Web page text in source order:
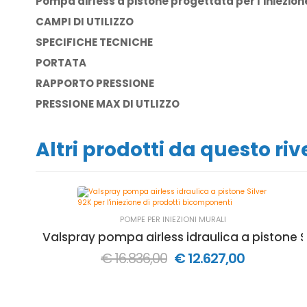
CAMPI DI UTILIZZO
SPECIFICHE TECNICHE
PORTATA
RAPPORTO PRESSIONE
PRESSIONE MAX DI UTLIZZO
Altri prodotti da questo
POMPE PER INIEZIONI MURALI
Valspray pompa airless idraulica a pistone
€ 16.836,00 € 12.627,00